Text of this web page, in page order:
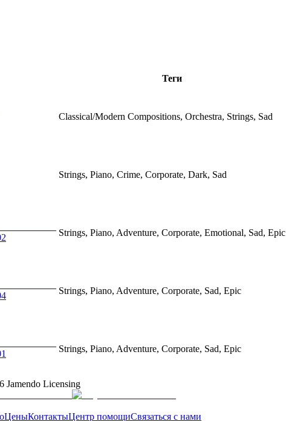
Теги
Classical/Modern Compositions, Orchestra, Strings, Sad
Strings, Piano, Crime, Corporate, Dark, Sad
Strings, Piano, Adventure, Corporate, Emotional, Sad, Epic
Strings, Piano, Adventure, Corporate, Sad, Epic
Strings, Piano, Adventure, Corporate, Sad, Epic
Jamendo Licensing
ЦеныКонтактыЦентр помощиСвязаться с нами